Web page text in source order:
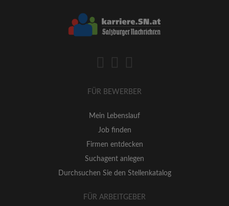
FÜR BEWERBER
Mein Lebenslauf
Job finden
Firmen entdecken
Suchagent anlegen
Durchsuchen Sie den Stellenkatalog
FÜR ARBEITGEBER